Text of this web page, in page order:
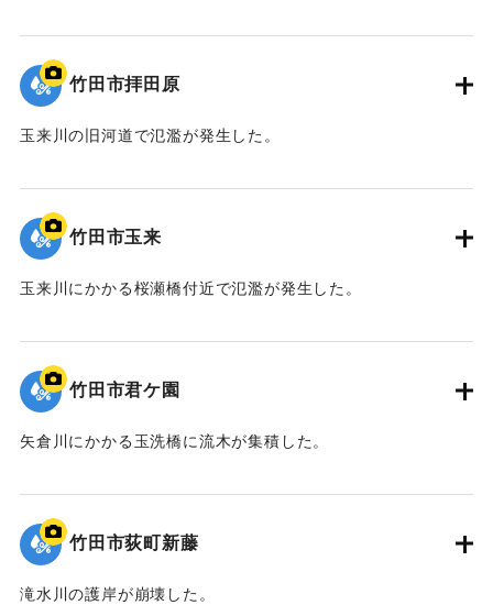
｜固有コード:09922054
竹田市拝田原
玉来川の旧河道で氾濫が発生した。
｜固有コード:09922053
竹田市玉来
玉来川にかかる桜瀬橋付近で氾濫が発生した。
｜固有コード:09922052
竹田市君ケ園
矢倉川にかかる玉洗橋に流木が集積した。
｜固有コード:09922051
竹田市荻町新藤
滝水川の護岸が崩壊した。